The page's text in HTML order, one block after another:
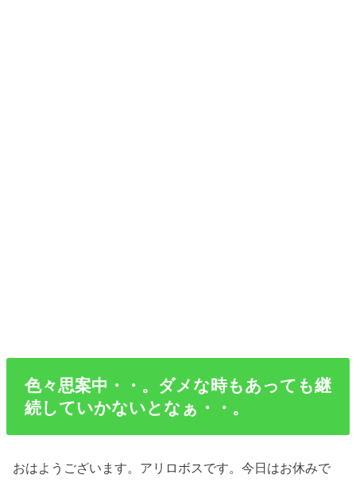
色々思案中・・。ダメな時もあっても継
続していかないとなぁ・・。
おはようございます。アリロボスです。今日はお休みで